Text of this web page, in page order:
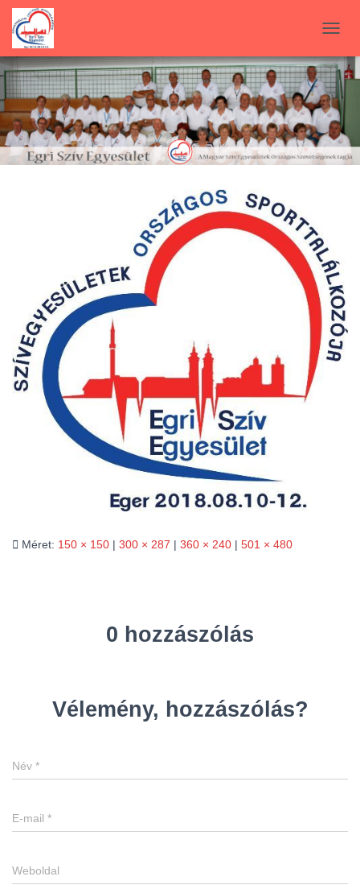
A
V
I
G
Á
C
I
Ó
K
A
P
C
S
O
L
Méret: 150 × 150 | 300 × 287 | 360 × 240 | 501 × 480
0 hozzászólás
Vélemény, hozzászólás?
Név *
E-mail *
Weboldal